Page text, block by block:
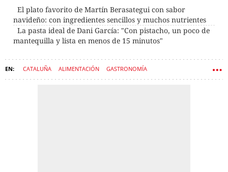
El plato favorito de Martín Berasategui con sabor
navideño: con ingredientes sencillos y muchos nutrientes
La pasta ideal de Dani García: "Con pistacho, un poco de
mantequilla y lista en menos de 15 minutos"
CATALUÑA ALIMENTACIÓN GASTRONOMÍA